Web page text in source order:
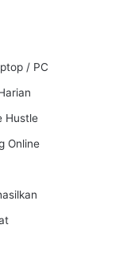
/ PC
Hustle
Online